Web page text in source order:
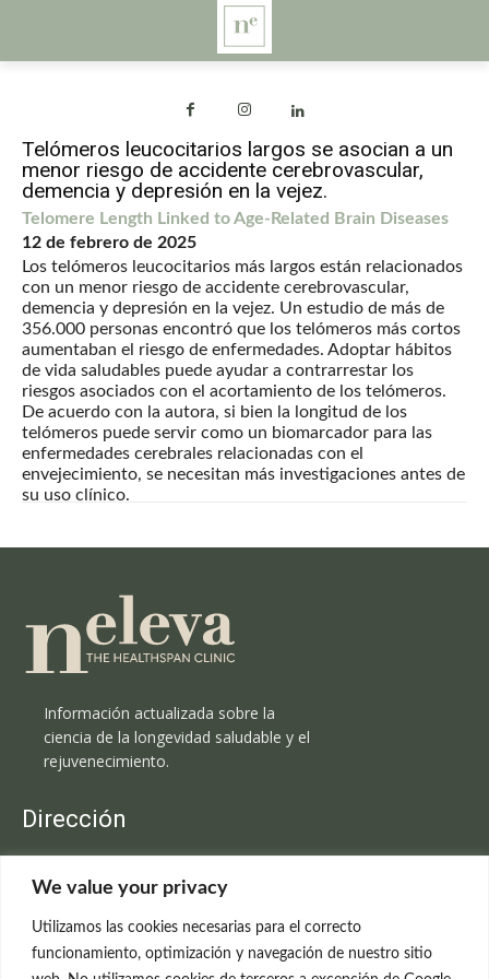
We value your privacy
Utilizamos las cookies necesarias para el correcto
funcionamiento, optimización y navegación de nuestro sitio
Telómeros leucocitarios largos se asocian a un
menor riesgo de accidente cerebrovascular,
demencia y depresión en la vejez.
Telomere Length Linked to Age-Related Brain Diseases
12 de febrero de 2025
Los telómeros leucocitarios más largos están relacionados
con un menor riesgo de accidente cerebrovascular,
demencia y depresión en la vejez. Un estudio de más de
356.000 personas encontró que los telómeros más cortos
aumentaban el riesgo de enfermedades. Adoptar hábitos
de vida saludables puede ayudar a contrarrestar los
riesgos asociados con el acortamiento de los telómeros.
De acuerdo con la autora, si bien la longitud de los
telómeros puede servir como un biomarcador para las
enfermedades cerebrales relacionadas con el
envejecimiento, se necesitan más investigaciones antes de
su uso clínico.
Información actualizada sobre la
ciencia de la longevidad saludable y el
rejuvenecimiento.
Dirección
C/Claudio Coello, 19 - 1º
699 595 619